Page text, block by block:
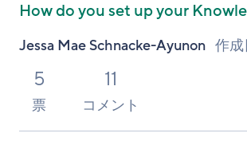
How do you set up your
Jessa Mae Schnacke-Ayunon 作
5
票
11
コメント